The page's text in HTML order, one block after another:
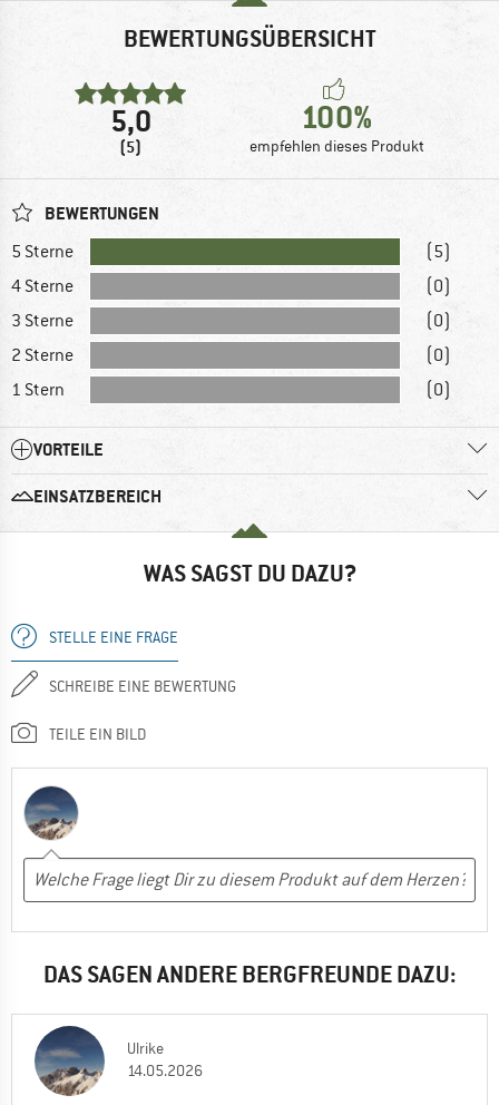
BEWERTUNGSÜBERSICHT
5,0
(5)
100%
empfehlen dieses Produkt
BEWERTUNGEN
5 Sterne
(5)
4 Sterne
(0)
3 Sterne
(0)
2 Sterne
(0)
1 Stern
(0)
VORTEILE
EINSATZBEREICH
WAS SAGST DU DAZU?
STELLE EINE FRAGE
SCHREIBE EINE BEWERTUNG
TEILE EIN BILD
DAS SAGEN ANDERE BERGFREUNDE DAZU:
Ulrike
14.05.2026